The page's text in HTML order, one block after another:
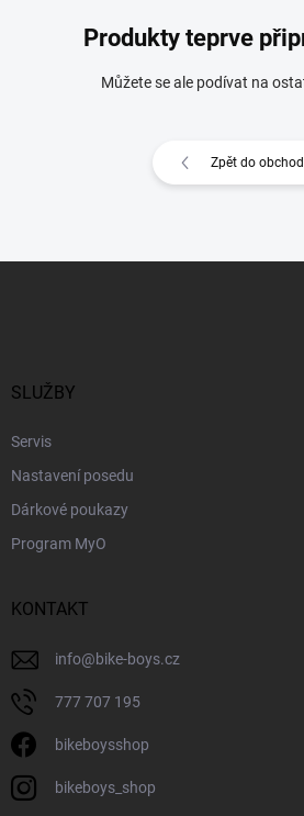
Produkty teprve
Můžete se ale podívat na
Zpět do
SLUŽBY
Servis
Nastavení posedu
Dárkové poukazy
Program MyO
KONTAKT
info@bike-boys.cz
777 707 195
bikeboysshop
bikeboys_shop